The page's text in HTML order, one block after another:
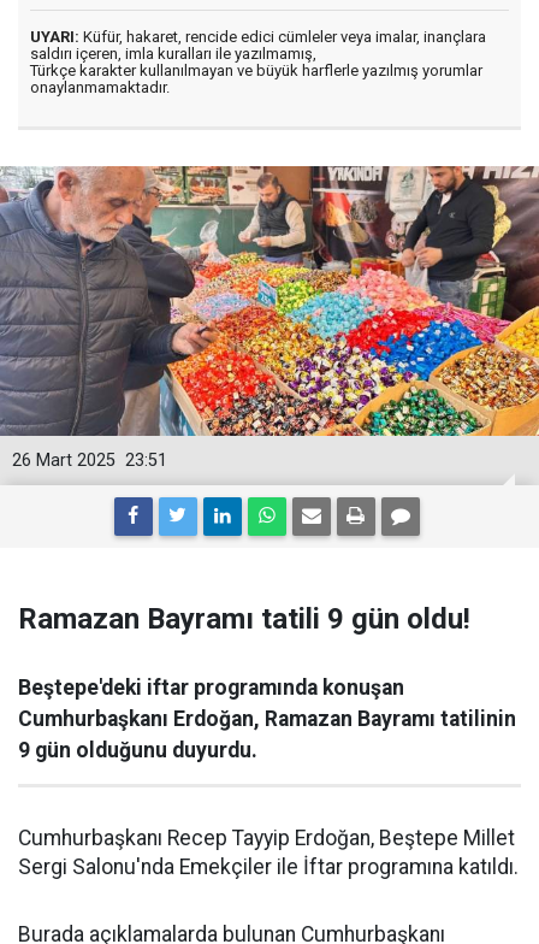
UYARI: Küfür, hakaret, rencide edici cümleler veya imalar, inançlara
saldırı içeren, imla kuralları ile yazılmamış,
Türkçe karakter kullanılmayan ve büyük harflerle yazılmış yorumlar
onaylanmamaktadır.
23:51
26 Mart 2025
Ramazan Bayramı tatili 9 gün oldu!
Beştepe'deki iftar programında konuşan
Cumhurbaşkanı Erdoğan, Ramazan Bayramı tatilinin
9 gün olduğunu duyurdu.
Cumhurbaşkanı Recep Tayyip Erdoğan, Beştepe Millet
Sergi Salonu'nda Emekçiler ile İftar programına katıldı.
Burada açıklamalarda bulunan Cumhurbaşkanı